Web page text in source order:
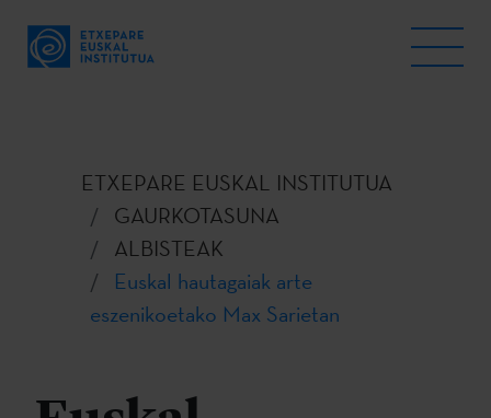
ETXEPARE EUSKAL INSTITUTUA
GAURKOTASUNA
ALBISTEAK
Euskal hautagaiak arte
eszenikoetako Max Sarietan